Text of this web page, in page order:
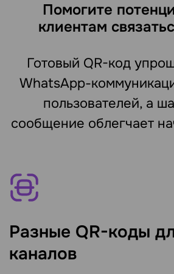
Помогите
клиентам
Готовый QR-код
WhatsApp-
пользователей, а
сообщение облегчает
Разные QR-коды
каналов